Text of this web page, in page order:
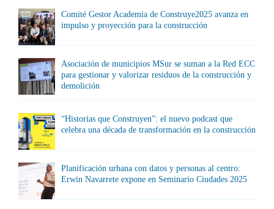
Comité Gestor Academia de Construye2025 avanza en
impulso y proyección para la construcción
Asociación de municipios MSur se suman a la Red ECC
para gestionar y valorizar residuos de la construcción y
demolición
“Historias que Construyen”: el nuevo podcast que
celebra una década de transformación en la construcción
Planificación urbana con datos y personas al centro:
Erwin Navarrete expone en Seminario Ciudades 2025